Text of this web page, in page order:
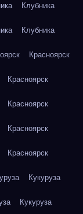
Клубника
Клубника
Красноярск
Красноярск
Красноярск
Красноярск
Красноярск
Кукуруза
Кукуруза